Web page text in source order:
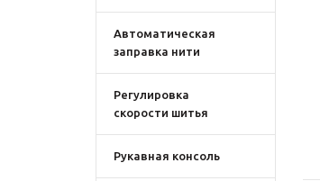
Автоматическая
заправка нити
Регулировка
скорости шитья
Рукавная консоль